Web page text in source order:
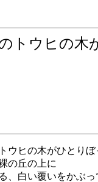
トウヒの
ウヒの木がひとり
の丘の上に
、白い覆いをかぶっ